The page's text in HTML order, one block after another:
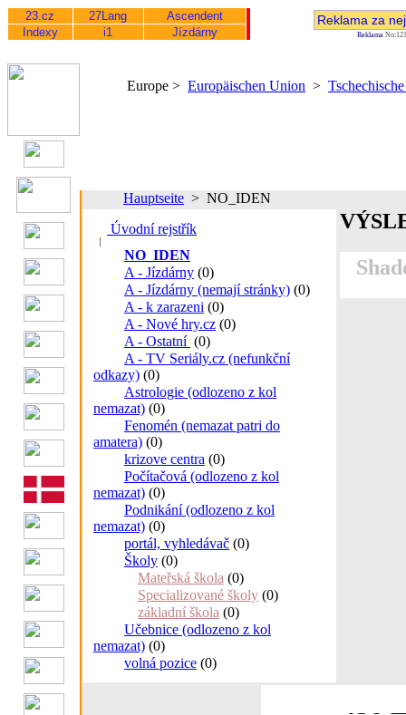
Europe > Europäischen Union >
Hauptseite > NO_IDEN
Úvodní rejstřík
NO_IDEN
A - Jízdárny (0)
A - Jízdárny (nemají stránky) (0)
A - k zarazeni (0)
A - Nové hry.cz (0)
A - Ostatní (0)
A - TV Seriály.cz (nefunkční
odkazy) (0)
Astrologie (odlozeno z kol
nemazat) (0)
Fenomén (nemazat patri do
amatera) (0)
krizove centra (0)
Počítačová (odlozeno z kol
nemazat) (0)
Podnikání (odlozeno z kol
nemazat) (0)
portál, vyhledávač (0)
Školy (0)
Mateřská škola (0)
Specializované školy (0)
základní škola (0)
Učebnice (odlozeno z kol
nemazat) (0)
volná pozice (0)